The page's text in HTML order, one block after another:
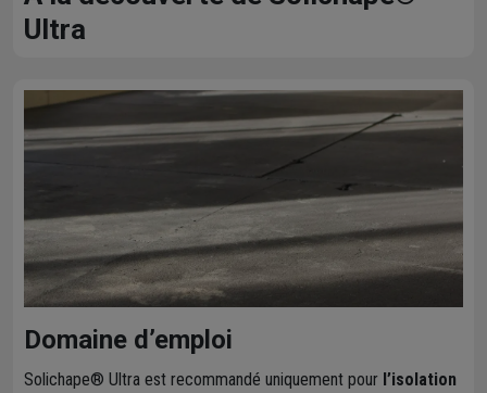
Ultra
Domaine d’emploi
Solichape® Ultra est recommandé uniquement pour l’isolation